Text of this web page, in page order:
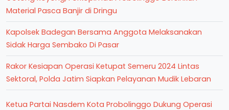
Material Pasca Banjir di Dringu
Kapolsek Badegan Bersama Anggota Melaksanakan
Sidak Harga Sembako Di Pasar
Rakor Kesiapan Operasi Ketupat Semeru 2024 Lintas
Sektoral, Polda Jatim Siapkan Pelayanan Mudik Lebaran
Ketua Partai Nasdem Kota Probolinggo Dukung Operasi